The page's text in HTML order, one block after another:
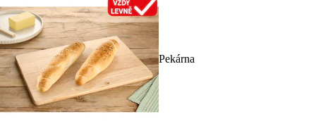
Pekárna